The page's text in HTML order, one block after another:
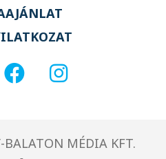
BALATON MÉDIA KFT.